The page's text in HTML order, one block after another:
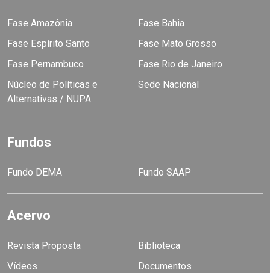
Fase Amazônia
Fase Bahia
Fase Espírito Santo
Fase Mato Grosso
Fase Pernambuco
Fase Rio de Janeiro
Núcleo de Políticas e
Alternativas / NUPA
Sede Nacional
Fundos
Fundo DEMA Fundo SAAP
Acervo
Revista Proposta
Biblioteca
Vídeos
Documentos